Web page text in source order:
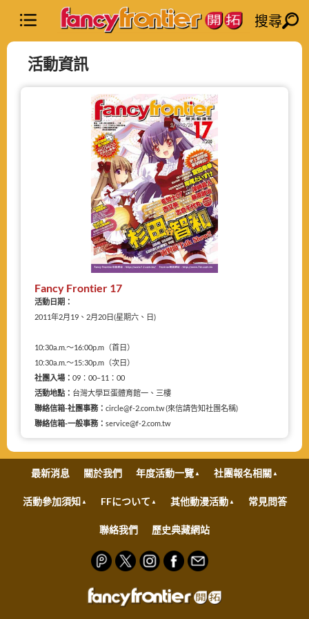
搜尋
活動資訊
Fancy Frontier 17
活動日期：
2011年2月19、2月20日(星期六、日)
10:30a.m.～16:00p.m（首日）
10:30a.m.～15:30p.m（次日）
社團入場： 09：00–11：00
活動地點： 台灣大學巨蛋體育館一、三樓
聯絡信箱-社團事務： circle@f-2.com.tw (來信請告知社團名稱)
聯絡信箱-一般事務： service@f-2.com.tw
最新消息 關於我們 年度活動一覽 社團報名相關
活動參加須知 FFについて 其他動漫活動 常見問答
聯絡我們 歷史典藏網站